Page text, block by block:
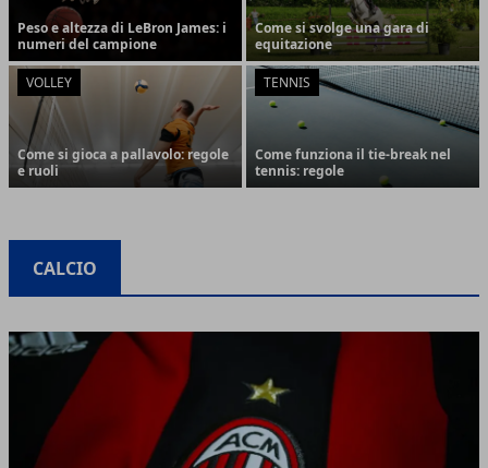
Peso e altezza di LeBron James: i
numeri del campione
Come si svolge una gara di
equitazione
VOLLEY
Come si gioca a pallavolo: regole
e ruoli
TENNIS
Come funziona il tie-break nel
tennis: regole
CALCIO